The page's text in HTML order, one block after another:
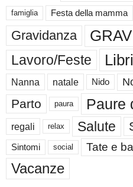
famiglia Festa della mamma
Gravidanza
Lavoro/Feste Libri
Nanna natale Nido
Parto paura Paure
regali relax Salute
Sintomi social Tate e
Vacanze